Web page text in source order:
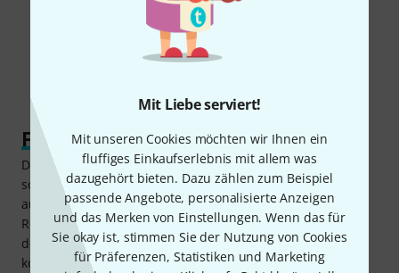
Mit Liebe serviert!
Mit unseren Cookies möchten wir Ihnen ein
fluffiges Einkaufserlebnis mit allem was
dazugehört bieten. Dazu zählen zum Beispiel
passende Angebote, personalisierte Anzeigen
und das Merken von Einstellungen. Wenn das für
Sie okay ist, stimmen Sie der Nutzung von Cookies
für Präferenzen, Statistiken und Marketing
Freiheit ohne Kabelwirrwarr
Das XVive U45T9 In-Ear Monitor Bundle T9 eignet sich
sowohl für den Einsatz auf Live-Bühnen, in Studios und
auch im Proberaum. Bei Live-Gigs gewährleistet der
Receiver eine kristallklare und störungsfreie Übertragung
des Monitoring-Signals, wenn er mit dem U45 Transmitter
kombiniert wird. In-Ear-Kopfhörer oder Ohrhörer lassen